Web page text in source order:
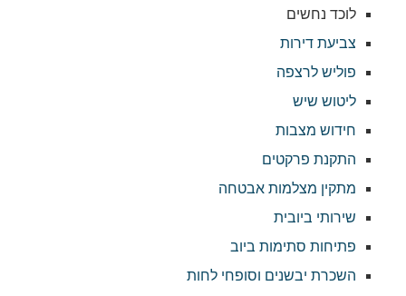
לוכד נחשים
צביעת דירות
פוליש לרצפה
ליטוש שיש
חידוש מצבות
התקנת פרקטים
מתקין מצלמות אבטחה
שירותי ביובית
פתיחות סתימות ביוב
השכרת יבשנים וסופחי לחות